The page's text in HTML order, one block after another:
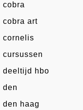
cobra
cobra art
cornelis
cursussen
deeltijd hbo
den
den haag